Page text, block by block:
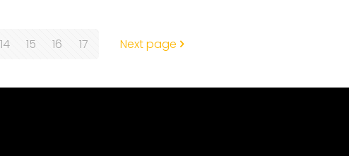
14 15 16 17 Next page